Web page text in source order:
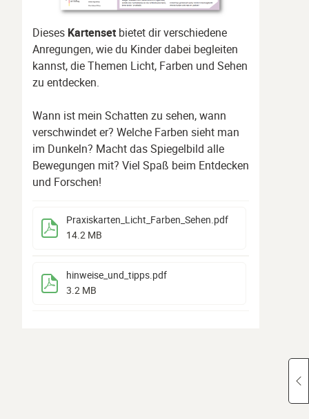
Dieses Kartenset bietet dir verschiedene
Anregungen, wie du Kinder dabei begleiten
kannst, die Themen Licht, Farben und Sehen
zu entdecken.
Wann ist mein Schatten zu sehen, wann
verschwindet er? Welche Farben sieht man
im Dunkeln? Macht das Spiegelbild alle
Bewegungen mit? Viel Spaß beim Entdecken
und Forschen!
Praxiskarten_Licht_Farben_Sehen .pdf
14.2 MB
hinweise_und_tipps .pdf
3.2 MB